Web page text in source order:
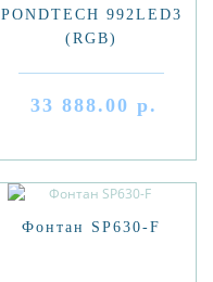
PONDTECH 992LED3
(RGB)
33 888.00 р.
Фонтан SP630-F